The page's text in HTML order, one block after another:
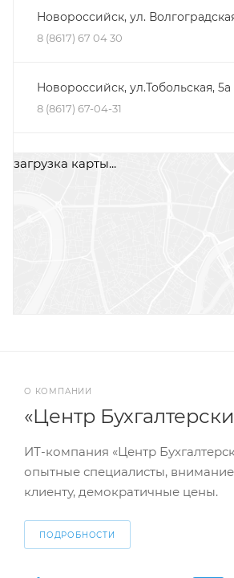
Новороссийск, ул.
8 (8617) 67 04 30
Новороссийск, ул.Тобольская, 5а
8 (8617) 67-04-31
Минеральные Воды, ул.
загрузка карты...
ИТ-компания «Центр
опытные специалисты,
клиенту, демократичные цены.
ПОДРОБНОСТИ
О КОМПАНИИ
«Центр